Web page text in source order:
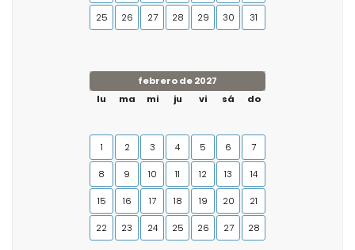
25 26 27 28 29 30 31
febrero de 2027
lu
ma mi ju vi sá do
1 2 3 4 5 6 7
8 9 10 11 12 13 14
15 16 17 18 19 20 21
22 23 24 25 26 27 28